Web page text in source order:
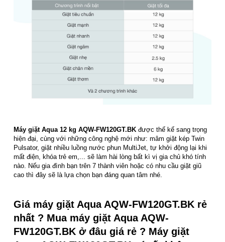
Máy giặt Aqua 12 kg AQW-FW120GT.BK được thế kế sang trọng
hiện đại, cùng với những công nghệ mới như: mâm giặt kép Twin
Pulsator, giặt nhiều luồng nước phun MultiJet, tự khởi động lại khi
mất điện, khóa trẻ em,... sẽ làm hài lòng bất kì vị gia chủ khó tính
nào. Nếu gia đình bạn trên 7 thành viên hoặc có nhu cầu giặt giũ
cao thì đây sẽ là lựa chọn bạn đáng quan tâm nhé.
Giá máy giặt Aqua AQW-FW120GT.BK rẻ
nhất ? Mua máy giặt Aqua AQW-
FW120GT.BK ở đâu giá rẻ ? Máy giặt